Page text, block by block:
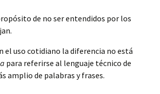
de no ser entendidos por los
el uso cotidiano la diferencia no está
para referirse al lenguaje técnico de
amplio de palabras y frases.